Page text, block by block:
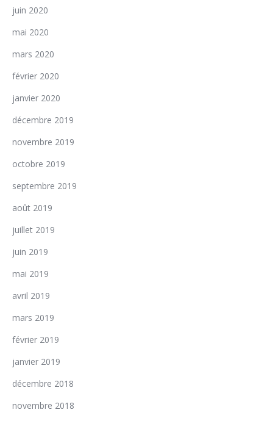
juin 2020
mai 2020
mars 2020
février 2020
janvier 2020
décembre 2019
novembre 2019
octobre 2019
septembre 2019
août 2019
juillet 2019
juin 2019
mai 2019
avril 2019
mars 2019
février 2019
janvier 2019
décembre 2018
novembre 2018